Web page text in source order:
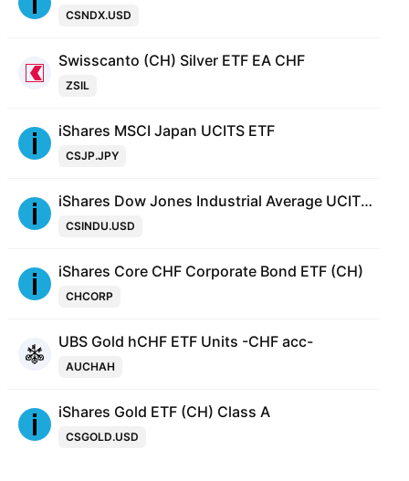
CSNDX.USD
Swisscanto (CH) Silver ETF EA CHF
ZSIL
iShares MSCI Japan UCITS ETF
CSJP.JPY
iShares Dow Jones Industrial Average UCITS ETF
CSINDU.USD
iShares Core CHF Corporate Bond ETF (CH)
CHCORP
UBS Gold hCHF ETF Units -CHF acc-
AUCHAH
iShares Gold ETF (CH) Class A
CSGOLD.USD